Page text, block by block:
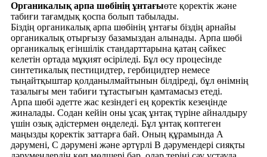
Органикалық арпа шөбінің ұнтағыөте қоректік және
табиғи тағамдық қоспа болып табылады.
Біздің органикалық арпа шөбінің ұнтағы біздің арнайы
органикалық отырғызу базамыздан алынады. Арпа шөбі
органикалық егіншілік стандарттарына қатаң сәйкес
келетін ортада мұқият өсіріледі. Бұл өсу процесінде
синтетикалық пестицидтер, гербицидтер немесе
тыңайтқыштар қолданылмайтынын білдіреді, бұл өнімнің
тазалығы мен табиғи тұтастығын қамтамасыз етеді.
Арпа шөбі әдетте жас кезіндегі ең қоректік кезеңінде
жиналады. Содан кейін оны ұсақ ұнтақ түріне айналдыру
үшін озық әдістермен өңделеді. Бұл ұнтақ көптеген
маңызды қоректік заттарға бай. Оның құрамында А
дәрумені, С дәрумені және әртүрлі В дәрумендері сияқты